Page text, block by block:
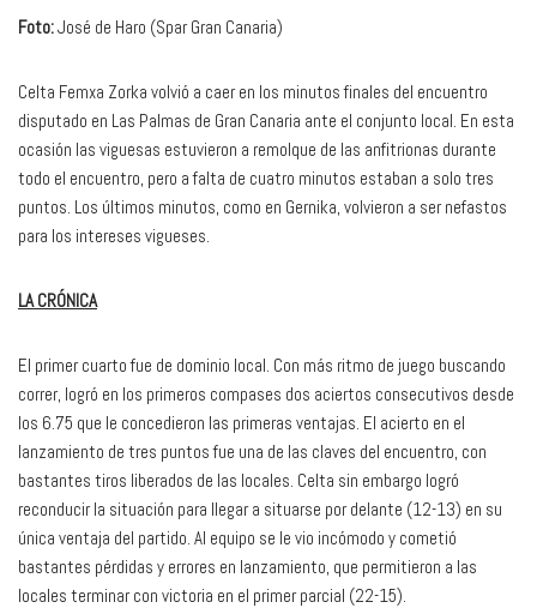
Foto:José de Haro (Spar Gran Canaria)
Celta Femxa Zorka volvió a caer en los minutos finales del encuentro
disputado en Las Palmas de Gran Canaria ante el conjunto local. En esta
ocasión las viguesas estuvieron a remolque de las anfitrionas durante
todo el encuentro, pero a falta de cuatro minutos estaban a solo tres
puntos. Los últimos minutos, como en Gernika, volvieron a ser nefastos
para los intereses vigueses.
LA CRÓNICA
El primer cuarto fue de dominio local. Con más ritmo de juego buscando
correr, logró en los primeros compases dos aciertos consecutivos desde
los 6.75 que le concedieron las primeras ventajas. El acierto en el
lanzamiento de tres puntos fue una de las claves del encuentro, con
bastantes tiros liberados de las locales. Celta sin embargo logró
reconducir la situación para llegar a situarse por delante (12-13) en su
única ventaja del partido. Al equipo se le vio incómodo y cometió
bastantes pérdidas y errores en lanzamiento, que permitieron a las
locales terminar con victoria en el primer parcial (22-15).